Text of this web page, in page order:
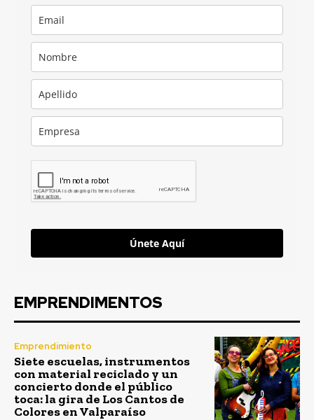
Únete Aquí
EMPRENDIMENTOS
Emprendimiento
Siete escuelas, instrumentos
con material reciclado y un
concierto donde el público
toca: la gira de Los Cantos de
Colores en Valparaíso